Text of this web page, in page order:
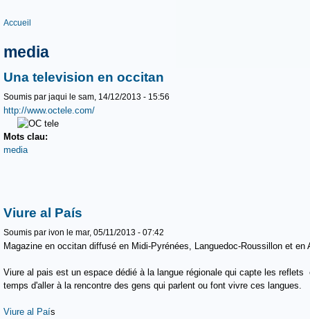
Vous êtes ici
Accueil
media
Una television en occitan
Soumis par jaqui le sam, 14/12/2013 - 15:56
http://www.octele.com/
Mots clau:
media
Viure al País
Soumis par ivon le mar, 05/11/2013 - 07:42
Magazine en occitan diffusé en Midi-Pyrénées, Languedoc-Roussillon et en
Viure al pais est un espace dédié à la langue régionale qui capte les
temps d'aller à la rencontre des gens qui parlent ou font vivre ces langues.
Viure al País